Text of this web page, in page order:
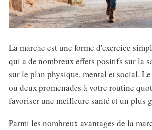
La marche est une forme d'exercice
qui a de nombreux effets positifs sur la
sur le plan physique, mental et social.
ou deux promenades à votre routine
favoriser une meilleure santé et un plus
Parmi les nombreux avantages de la